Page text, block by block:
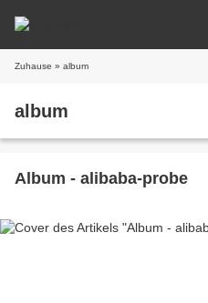
Zuhause » album
album
Album - alibaba-probe